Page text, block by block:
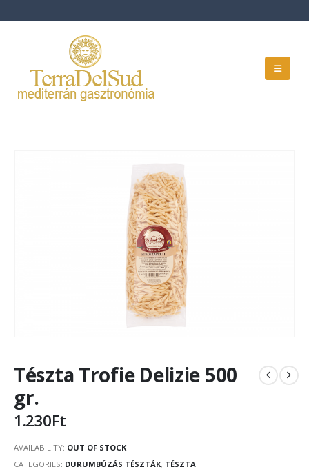
Tészta Trofie Delizie 500
gr.
1.230Ft
AVAILABILITY: OUT OF STOCK
CATEGORIES: DURUMBÚZÁS TÉSZTÁK, TÉSZTA